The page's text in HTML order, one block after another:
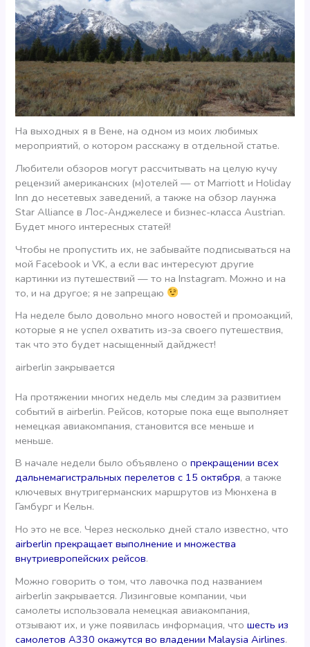
На выходных я в Вене, на одном из моих любимых
мероприятий, о котором расскажу в отдельной статье.
Любители обзоров могут рассчитывать на целую кучу
рецензий американских (м)отелей — от Marriott и Holiday
Inn до несетевых заведений, а также на обзор лаунжа
Star Alliance в Лос-Анджелесе и бизнес-класса Austrian.
Будет много интересных статей!
Чтобы не пропустить их, не забывайте подписываться на
мой Facebook и VK, а если вас интересуют другие
картинки из путешествий — то на Instagram. Можно и на
то, и на другое; я не запрещаю
На неделе было довольно много новостей и промоакций,
которые я не успел охватить из-за своего путешествия,
так что это будет насыщенный дайджест!
airberlin закрывается
На протяжении многих недель мы следим за развитием
событий в airberlin. Рейсов, которые пока еще выполняет
немецкая авиакомпания, становится все меньше и
меньше.
В начале недели было объявлено опрекращении всех
дальнемагистральных перелетов с 15 октября, а также
ключевых внутригерманских маршрутов из Мюнхена в
Гамбург и Кельн.
Но это не все. Через несколько дней стало известно, что
airberlin прекращает выполнение и множества
внутриевропейских рейсов.
Можно говорить о том, что лавочка под названием
airberlin закрывается. Лизинговые компании, чьи
самолеты использовала немецкая авиакомпания,
отзывают их, и уже появилась информация, чтошесть из
самолетов A330 окажутся во владении Malaysia Airlines.